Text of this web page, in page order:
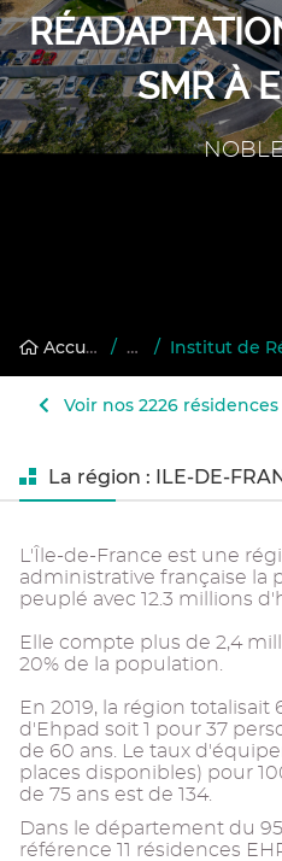
SMR À
Accueil / Annuaire des
/ Institut de
Voir nos 2226 résidences
La région : ILE-DE-
L'Île-de-France est une
administrative française la
peuplé avec 12.3 millions
Elle compte plus de 2,4
20% de la population.
En 2019, la région totalisait
d'Ehpad soit 1 pour 37
de 60 ans. Le taux
places disponibles) pour
de 75 ans est de 134.
Dans le département du
référence 11 résidences